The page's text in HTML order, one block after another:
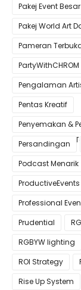
Pakej Event
Pakej World Art
Pameran
PartyWithCHROM
Pengalaman
Pentas Kreatif
Penyemakan &
Pastikan Kualiti
Persandingan
Podcast Menarik
ProductiveEvents
Professional
Prudential
RGBYW lighting
ROI Strategy
Rise Up System